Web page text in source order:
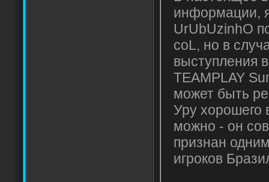
информации,
UrUbUzinhO
coL, но в
выступления
TEAMPLAY
может быть
Уру хорошего
можно - он
признан
игроков